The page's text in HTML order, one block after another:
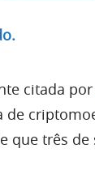
citada por
de
que três de